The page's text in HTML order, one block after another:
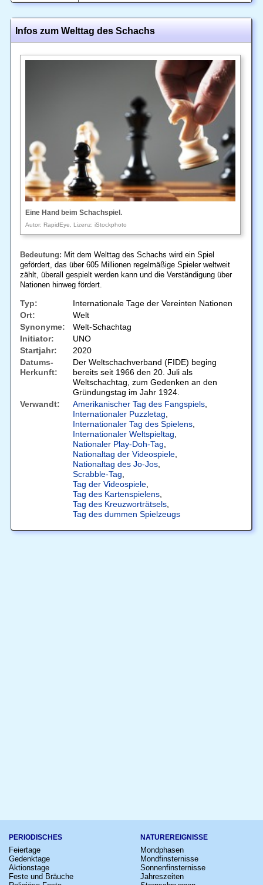
Infos zum Welttag des Schachs
Eine Hand beim Schachspiel.
Autor: RapidEye, Lizenz: iStockphoto
Bedeutung: Mit dem Welttag des Schachs wird ein Spiel
gefördert, das über 605 Millionen regelmäßige Spieler weltweit
zählt, überall gespielt werden kann und die Verständigung über
Nationen hinweg fördert.
Typ:
Internationale Tage der Vereinten Nationen
Ort:
Welt
Synonyme:
Welt-Schachtag
Initiator:
UNO
Startjahr:
2020
Datums-
Herkunft:
Der Weltschachverband (FIDE) beging
bereits seit 1966 den 20. Juli als
Weltschachtag, zum Gedenken an den
Gründungstag im Jahr 1924.
Verwandt:
Amerikanischer Tag des Fangspiels,
Internationaler Puzzletag,
Internationaler Tag des Spielens,
Internationaler Weltspieltag,
Nationaler Play-Doh-Tag,
Nationaltag der Videospiele,
Nationaltag des Jo-Jos,
Scrabble-Tag,
Tag der Videospiele,
Tag des Kartenspielens,
Tag des Kreuzworträtsels,
Tag des dummen Spielzeugs
PERIODISCHES
Feiertage
Gedenktage
Aktionstage
Feste und Bräuche
NATUREREIGNISSE
Mondphasen
Mondfinsternisse
Sonnenfinsternisse
Jahreszeiten